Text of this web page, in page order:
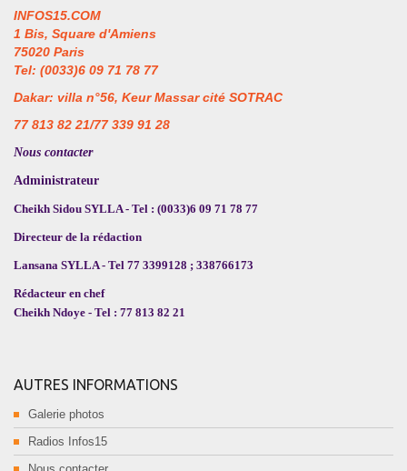
INFOS15.COM
1 Bis, Square d'Amiens
75020 Paris
Tel: (0033)6 09 71 78 77
Dakar: villa n°56, Keur Massar cité SOTRAC
77 813 82 21/77 339 91 28
Nous contacter
Administrateur
Cheikh Sidou SYLLA - Tel : (0033)6 09 71 78 77
Directeur de la rédaction
Lansana SYLLA - Tel 77 3399128 ; 338766173
Rédacteur en chef
Cheikh Ndoye - Tel : 77 813 82 21
AUTRES INFORMATIONS
Galerie photos
Radios Infos15